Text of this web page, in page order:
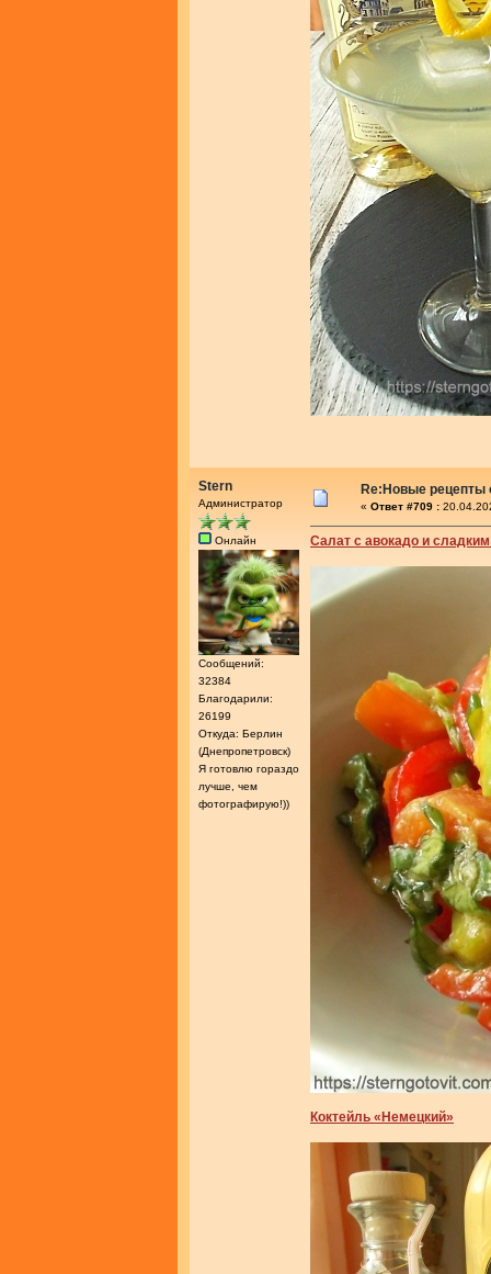
Stern
Администратор
Онлайн
Сообщений:
32384
Благодарили:
26199
Откуда: Берлин
(Днепропетровск)
Я готовлю гораздо
лучше, чем
фотографирую!))
Re:Новые рецепты
« Ответ #709 :
Салат с авокадо и
Коктейль «Немецкий»